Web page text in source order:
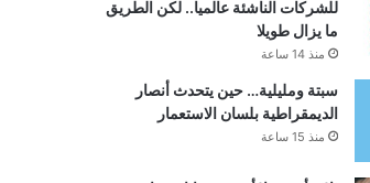
للشركات الناشئة عالميا.. لكن الطريق
ما يزال طويلا
منذ 14 ساعة
سبتة ومليلية… حين يتحدث أنصار
الديمقراطية بلسان الاستعمار
منذ 15 ساعة